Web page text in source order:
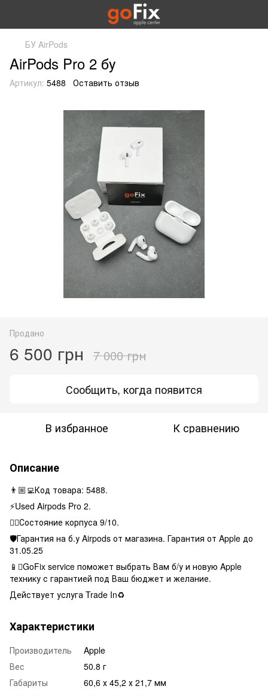
БУ AirPods
AirPods Pro 2 бу
Артикул: 5488 Оставить отзыв
Продано
6 500 грн 7 000 грн
Сообщить, когда появится
В избранное К сравнению
Описание
👨🏼‍💻Код товара: 5488.
⚡️Used Airpods Pro 2.
👌🏻Состояние корпуса 9/10.
🛡Гарантия на б.у Airpods от магазина. Гарантия от Apple до
31.05.25
📱GoFix service поможет выбрать Вам б/у и новую Apple
технику с гарантией под Ваш бюджет и желание.
Действует услуга Trade In♻️
Характеристики
Производитель
Apple
Вес
50.8 г
Габариты
60,6 х 45,2 х 21,7 мм